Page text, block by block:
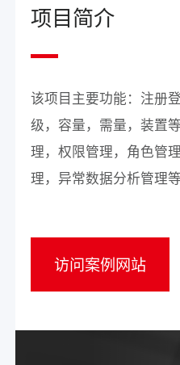
项目简介
该项目主要功能：注册
级，容量，需量，装置
理，权限管理，角色管
理，异常数据分析管理等
访问案例网站